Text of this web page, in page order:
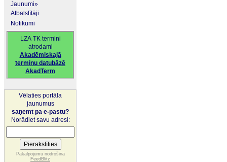
Jaunumi»
Atbalstītāji
Notikumi
LZA TK termini
atrodami
Akadēmiskajā
terminu datubāzē
AkadTerm
Vēlaties portāla
jaunumus
saņemt pa e-pastu?
Norādiet savu adresi:
Pakalpojumu nodrošina
FeedBlitz